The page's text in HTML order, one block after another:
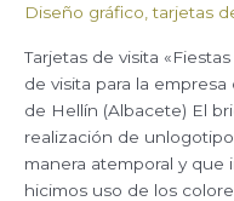
Diseño gráfico ,tarjetas
Tarjetas de visita
de visita para la
de Hellín (Albacete) El
realización de
manera atemporal y que
hicimos uso de los
Encanto»